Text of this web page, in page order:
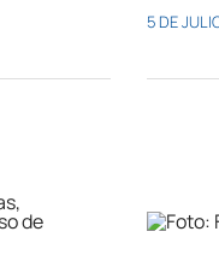
5 DE